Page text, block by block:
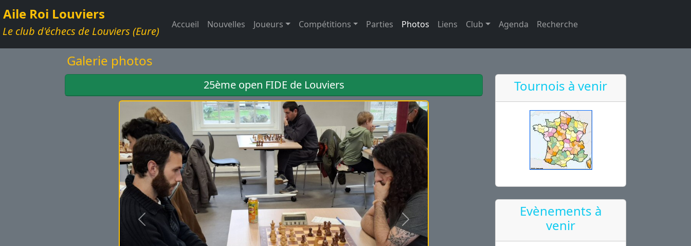
Aile Roi Louviers
Le club d'échecs de Louviers (Eure) Accueil Nouvelles Joueurs Compétitions Parties Photos Liens Club Agenda Recherche
Galerie photos
25ème open FIDE de Louviers
Précédent Suivant
Tournois à venir
Evènements à
venir